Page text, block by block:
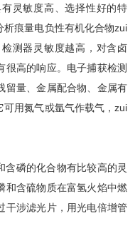
灵敏度高、选择性好的特
析痕量电负性有机化合物zui
测器灵敏度越高，对含卤
很高的响应。电子捕获检测
留量、金属配合物、金属有
用氮气或氩气作载气，zui
含磷的化合物有比较高的灵
和含硫物质在富氢火焰中燃
干涉滤光片，用光电倍增管